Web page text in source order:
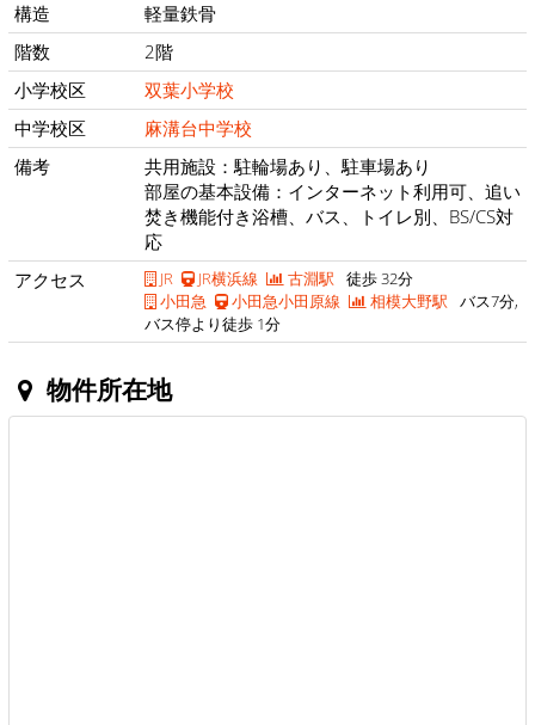
構造
軽量鉄骨
階数
2階
小学校区
双葉小学校
中学校区
麻溝台中学校
備考
共用施設：駐輪場あり、駐車場あり
部屋の基本設備：インターネット利用可、追い
焚き機能付き浴槽、バス、トイレ別、BS/CS対
応
アクセス
JR JR横浜線 古淵駅 徒歩 32分
小田急
小田急小田原線 相模大野駅 バス7分,
バス停より徒歩 1分
物件所在地